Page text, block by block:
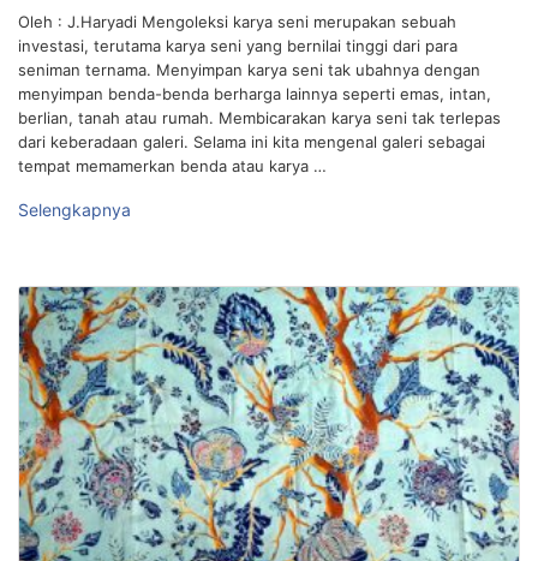
Oleh : J.Haryadi Mengoleksi karya seni merupakan sebuah
investasi, terutama karya seni yang bernilai tinggi dari para
seniman ternama. Menyimpan karya seni tak ubahnya dengan
menyimpan benda-benda berharga lainnya seperti emas, intan,
berlian, tanah atau rumah. Membicarakan karya seni tak terlepas
dari keberadaan galeri. Selama ini kita mengenal galeri sebagai
tempat memamerkan benda atau karya …
Selengkapnya